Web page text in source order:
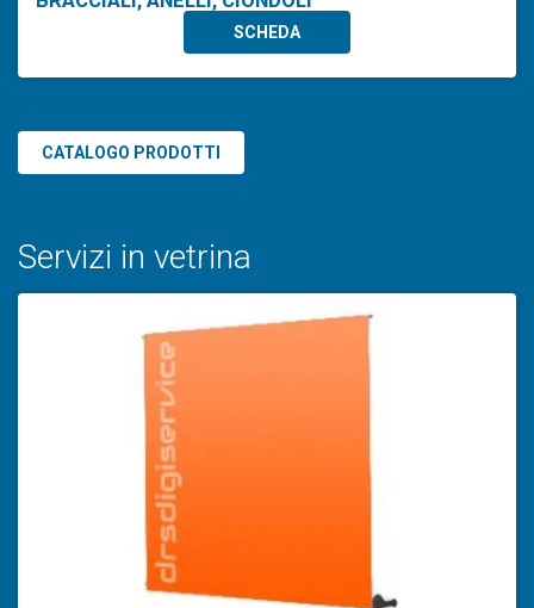
SCHEDA
CATALOGO PRODOTTI
Servizi in vetrina